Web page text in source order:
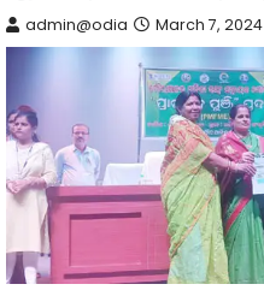
admin@odia March 7, 2024